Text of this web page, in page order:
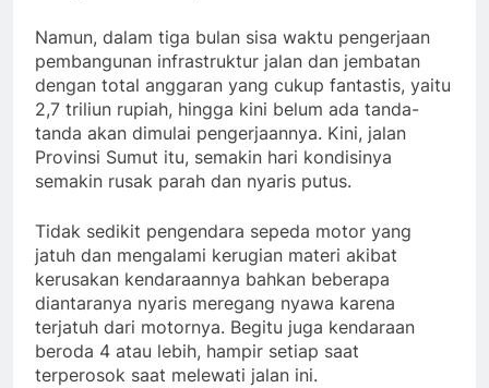
Namun, dalam tiga bulan sisa waktu pengerjaan
pembangunan infrastruktur jalan dan jembatan
dengan total anggaran yang cukup fantastis, yaitu
2,7 triliun rupiah, hingga kini belum ada tanda-
tanda akan dimulai pengerjaannya. Kini, jalan
Provinsi Sumut itu, semakin hari kondisinya
semakin rusak parah dan nyaris putus.
Tidak sedikit pengendara sepeda motor yang
jatuh dan mengalami kerugian materi akibat
kerusakan kendaraannya bahkan beberapa
diantaranya nyaris meregang nyawa karena
terjatuh dari motornya. Begitu juga kendaraan
beroda 4 atau lebih, hampir setiap saat
terperosok saat melewati jalan ini.